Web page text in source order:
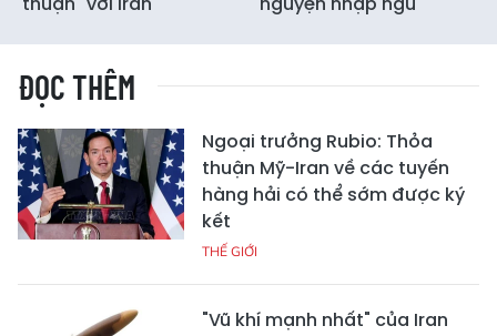
ĐỌC THÊM
Ngoại trưởng Rubio: Thỏa
thuận Mỹ-Iran về các tuyến
hàng hải có thể sớm được ký
kết
THẾ GIỚI
"Vũ khí mạnh nhất" của Iran